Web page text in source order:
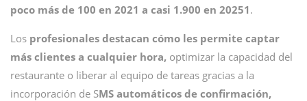
poco más de 100 en 2021 a casi 1.900 en 20251 .
Los profesionales destacan cómo les permite captar
más clientes a cualquier hora, optimizar la capacidad del
restaurante o liberar al equipo de tareas gracias a la
incorporación de SMS automáticos de confirmación,